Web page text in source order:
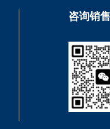
咨询销